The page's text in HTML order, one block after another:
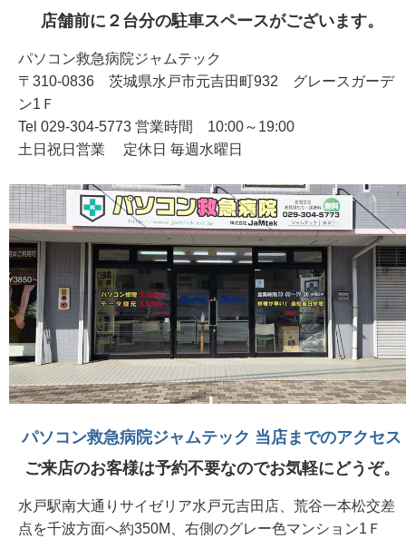
店舗前に２台分の駐車スペースがございます。
パソコン救急病院ジャムテック
〒310-0836 茨城県水戸市元吉田町932 グレースガーデ
ン1Ｆ
Tel 029-304-5773 営業時間 10:00～19:00
土日祝日営業 定休日 毎週水曜日
パソコン救急病院ジャムテック 当店までのアクセス
ご来店のお客様は予約不要なのでお気軽にどうぞ。
水戸駅南大通りサイゼリア水戸元吉田店、荒谷一本松交差
点を千波方面へ約350M、右側のグレー色マンション1Ｆ